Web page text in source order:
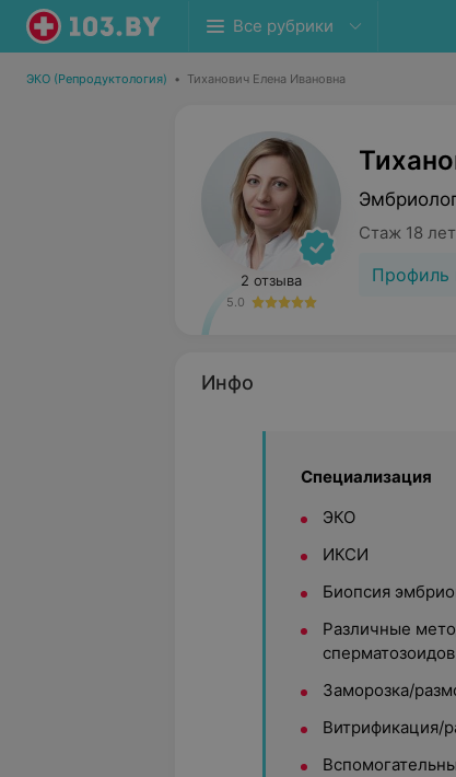
Все рубрики
ЭКО (Репродуктология) • Тиханович Елена Ивановна
2 отзыва
5.0
Стаж 18 лет
Профиль
Инфо
Специализация
ЭКО
ИКСИ
Биопсия
Различные
Заморозка/
Витрификация/